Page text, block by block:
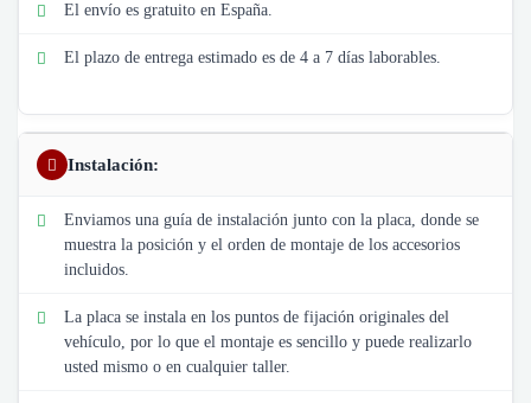
El envío es gratuito en España.
El plazo de entrega estimado es de 4 a 7 días laborables.
Instalación:
Enviamos una guía de instalación junto con la placa, donde se
muestra la posición y el orden de montaje de los accesorios
incluidos.
La placa se instala en los puntos de fijación originales del
vehículo, por lo que el montaje es sencillo y puede realizarlo
usted mismo o en cualquier taller.